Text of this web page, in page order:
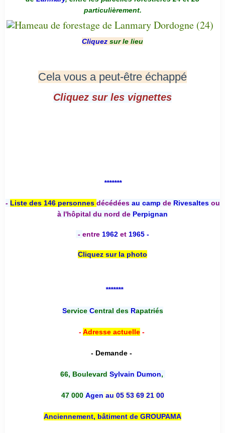
particulièrement.
Cliquez sur le lieu
Cela vous a peut-être échappé
Cliquez sur les vignettes
*******
- Liste des 146 personnes décédées au camp deRivesaltesou
à l'hôpital du nord de Perpignan
- entre 1962 et 1965 -
Cliquez sur la photo
*******
Service Central desRapatriés
-Adresse actuelle-
- Demande -
66, Boulevard Sylvain Dumon,
47 000 Agen au 05 53 69 21 00
Anciennement, bâtiment de GROUPAMA